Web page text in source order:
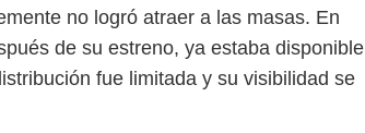
no logró atraer a las masas. En
de su estreno, ya estaba disponible
fue limitada y su visibilidad se